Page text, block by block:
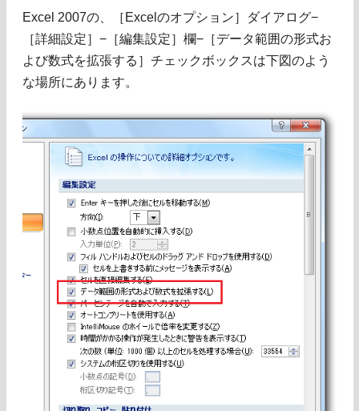
Excel 2007の、［Excelのオプション］ダイアログ−
［詳細設定］−［編集設定］欄−［データ範囲の形式お
よび数式を拡張する］チェックボックスは下図のよう
な場所にあります。